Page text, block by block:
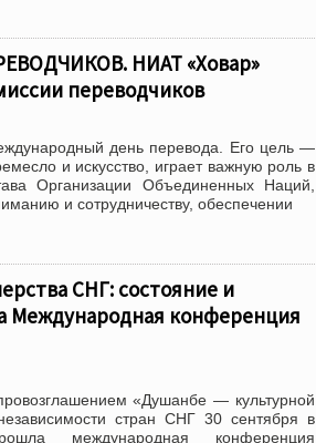
НИАТ «Ховар»
переводчиков
день перевода. Его цель —
и искусство, играет важную роль в
Организации Объединенных Наций,
и сотрудничеству, обеспечении
СНГ: состояние и
Международная конференция
«Душанбе — культурной
стран СНГ 30 сентября в
международная конференция